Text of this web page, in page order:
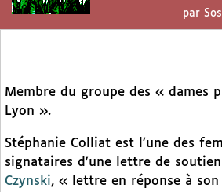
par
Membre du groupe des « dames
Lyon ».
Stéphanie Colliat est l’une des
signataires d’une lettre de
Czynski, « lettre en réponse à son